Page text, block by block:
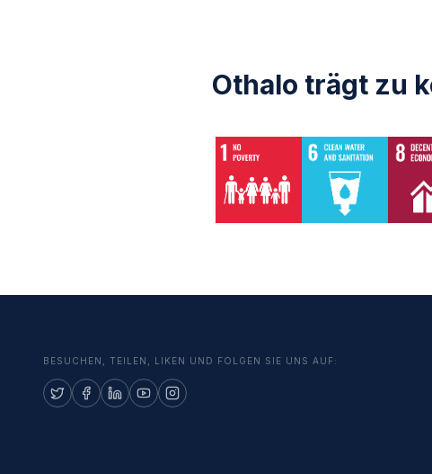
Othalo trägt zu
BESUCHEN, TEILEN, LIKEN UND FOLGEN SIE UNS AUF: